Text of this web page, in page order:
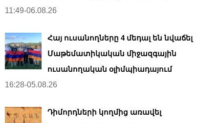
11:49-06.08.26
Հայ ուսանողները 4 մեդալ են նվաճել
Մաթեմատիկական միջազգային
ուսանողական օլիմպիադայում
16:28-05.08.26
Դիմորդների կողմից առավել